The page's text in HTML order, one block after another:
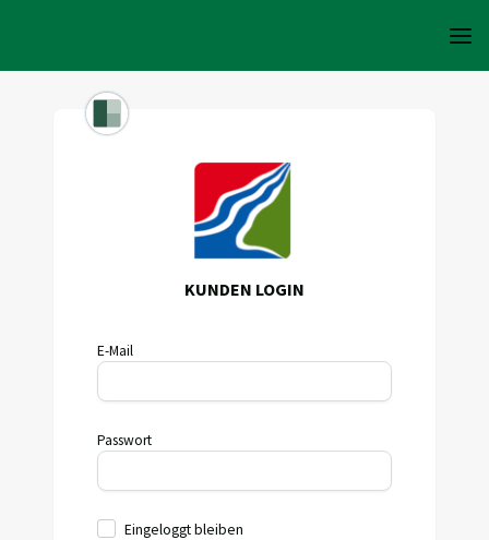
KUNDEN LOGIN
E-Mail
Passwort
Eingeloggt bleiben